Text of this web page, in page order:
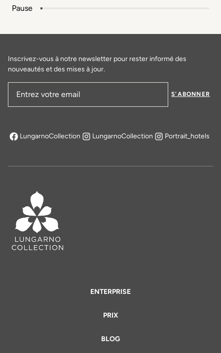
Pause
ENTERPRISE
PRIX
BLOG
Inscrivez-vous à notre newsletter pour rester informé des
nouveautés et des mises à jour.
S'ABONNER
LungarnoCollection
s'ouvre dans un nouvel onglet
LungarnoCollection Portrait_hotels